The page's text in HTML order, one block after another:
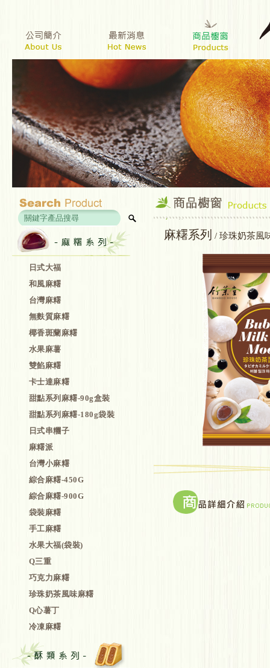
日式大福
和風麻糬
台灣麻糬
無麩質麻糬
椰香斑蘭麻糬
水果麻薯
雙餡麻糬
卡士達麻糬
甜點系列麻糬-90g盒裝
甜點系列麻糬-180g袋裝
日式串糰子
麻糬派
台灣小麻糬
綜合麻糬-450G
綜合麻糬-900G
袋裝麻糬
手工麻糬
水果大福(袋裝)
Q三重
巧克力麻糬
珍珠奶茶風味麻糬
Q心薯丁
冷凍麻糬
麻糬系列 / 珍珠奶茶風